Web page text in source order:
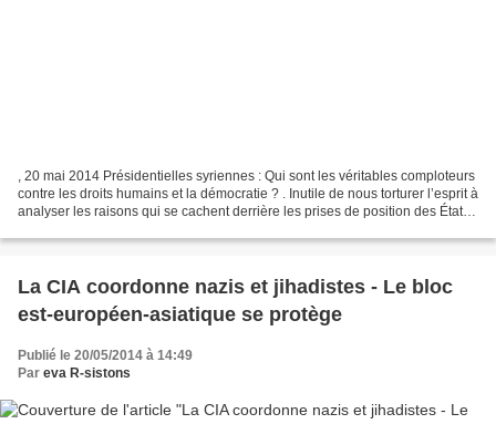
, 20 mai 2014 Présidentielles syriennes : Qui sont les véritables comploteurs
contre les droits humains et la démocratie ? . Inutile de nous torturer l’esprit à
analyser les raisons qui se cachent derrière les prises de position des États-
La CIA coordonne nazis et jihadistes - Le bloc
est-européen-asiatique se protège
Publié le 20/05/2014 à 14:49
Par eva R-sistons